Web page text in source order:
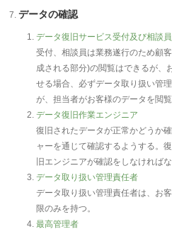
データの確認
データ復旧サービス受付及び相談員
受付、相談員は業務遂行のため顧
成される部分)の閲覧はできるが、
せる場合、必ずデータ取り扱い管
が、担当者がお客様のデータを閲
データ復旧作業エンジニア
復旧されたデータが正常かどうか
ャーを通じて確認するようする。
旧エンジニアが確認をしなければ
データ取り扱い管理責任者
データ取り扱い管理責任者は、お
限のみを持つ。
最高管理者